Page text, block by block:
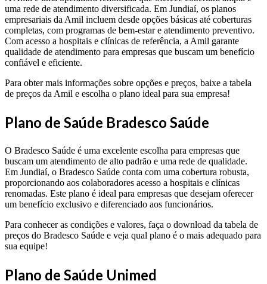
uma rede de atendimento diversificada. Em Jundiaí, os planos
empresariais da Amil incluem desde opções básicas até coberturas
completas, com programas de bem-estar e atendimento preventivo.
Com acesso a hospitais e clínicas de referência, a Amil garante
qualidade de atendimento para empresas que buscam um benefício
confiável e eficiente.
Para obter mais informações sobre opções e preços, baixe a tabela
de preços da Amil e escolha o plano ideal para sua empresa!
Plano de Saúde Bradesco Saúde
O Bradesco Saúde é uma excelente escolha para empresas que
buscam um atendimento de alto padrão e uma rede de qualidade.
Em Jundiaí, o Bradesco Saúde conta com uma cobertura robusta,
proporcionando aos colaboradores acesso a hospitais e clínicas
renomadas. Este plano é ideal para empresas que desejam oferecer
um benefício exclusivo e diferenciado aos funcionários.
Para conhecer as condições e valores, faça o download da tabela de
preços do Bradesco Saúde e veja qual plano é o mais adequado para
sua equipe!
Plano de Saúde Unimed